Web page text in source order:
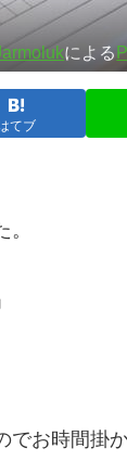
による
てブ
お時間掛か